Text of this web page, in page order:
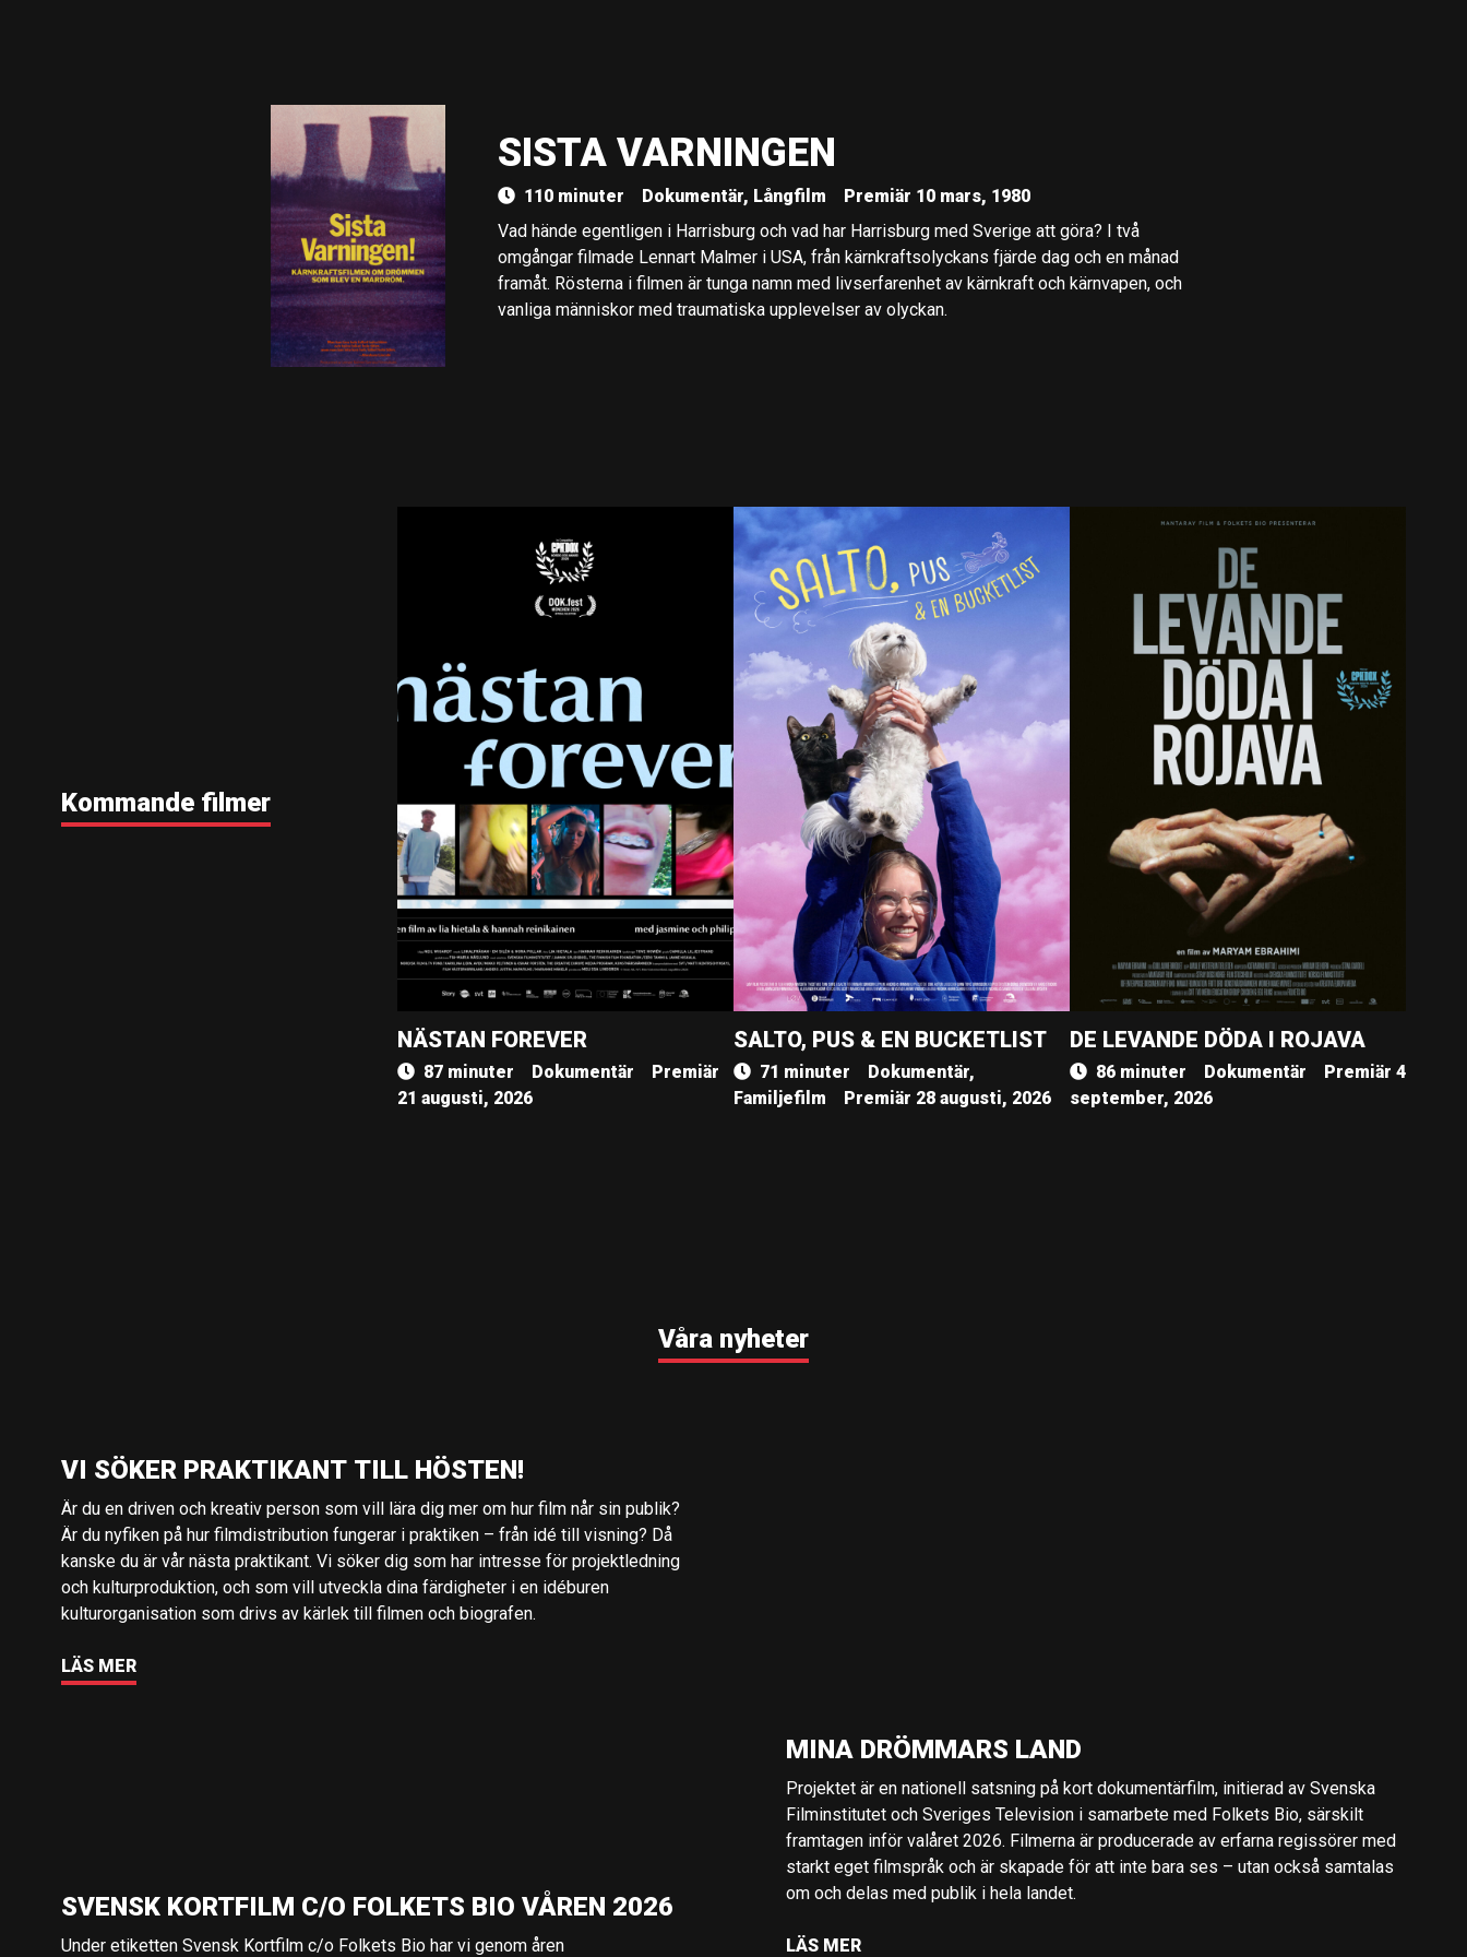
SISTA VARNINGEN
110 minuter Dokumentär, Långfilm
Premiär 10 mars, 1980
Vad hände egentligen i Harrisburg och vad har Harrisburg med Sverige att göra? I två
omgångar filmade Lennart Malmer i USA, från kärnkraftsolyckans fjärde dag och en månad
framåt. Rösterna i filmen är tunga namn med livserfarenhet av kärnkraft och kärnvapen, och
vanliga människor med traumatiska upplevelser av olyckan.
Kommande filmer
NÄSTAN FOREVER
87 minuter Dokumentär
Premiär
21 augusti, 2026
SALTO, PUS & EN BUCKETLIST
71 minuter
Dokumentär,
Familjefilm
Premiär 28 augusti, 2026
DE LEVANDE DÖDA I ROJAVA
86 minuter Dokumentär
Premiär 4
september, 2026
Våra nyheter
VI SÖKER PRAKTIKANT TILL HÖSTEN!
Är du en driven och kreativ person som vill lära dig mer om hur film når sin publik?
Är du nyfiken på hur filmdistribution fungerar i praktiken – från idé till visning? Då
kanske du är vår nästa praktikant. Vi söker dig som har intresse för projektledning
och kulturproduktion, och som vill utveckla dina färdigheter i en idéburen
kulturorganisation som drivs av kärlek till filmen och biografen.
LÄS MER
MINA DRÖMMARS LAND
Projektet är en nationell satsning på kort dokumentärfilm, initierad av Svenska
Filminstitutet och Sveriges Television i samarbete med Folkets Bio, särskilt
framtagen inför valåret 2026. Filmerna är producerade av erfarna regissörer med
starkt eget filmspråk och är skapade för att inte bara ses – utan också samtalas
om och delas med publik i hela landet.
LÄS MER
SVENSK KORTFILM C/O FOLKETS BIO VÅREN 2026
Under etiketten Svensk Kortfilm c/o Folkets Bio har vi genom åren